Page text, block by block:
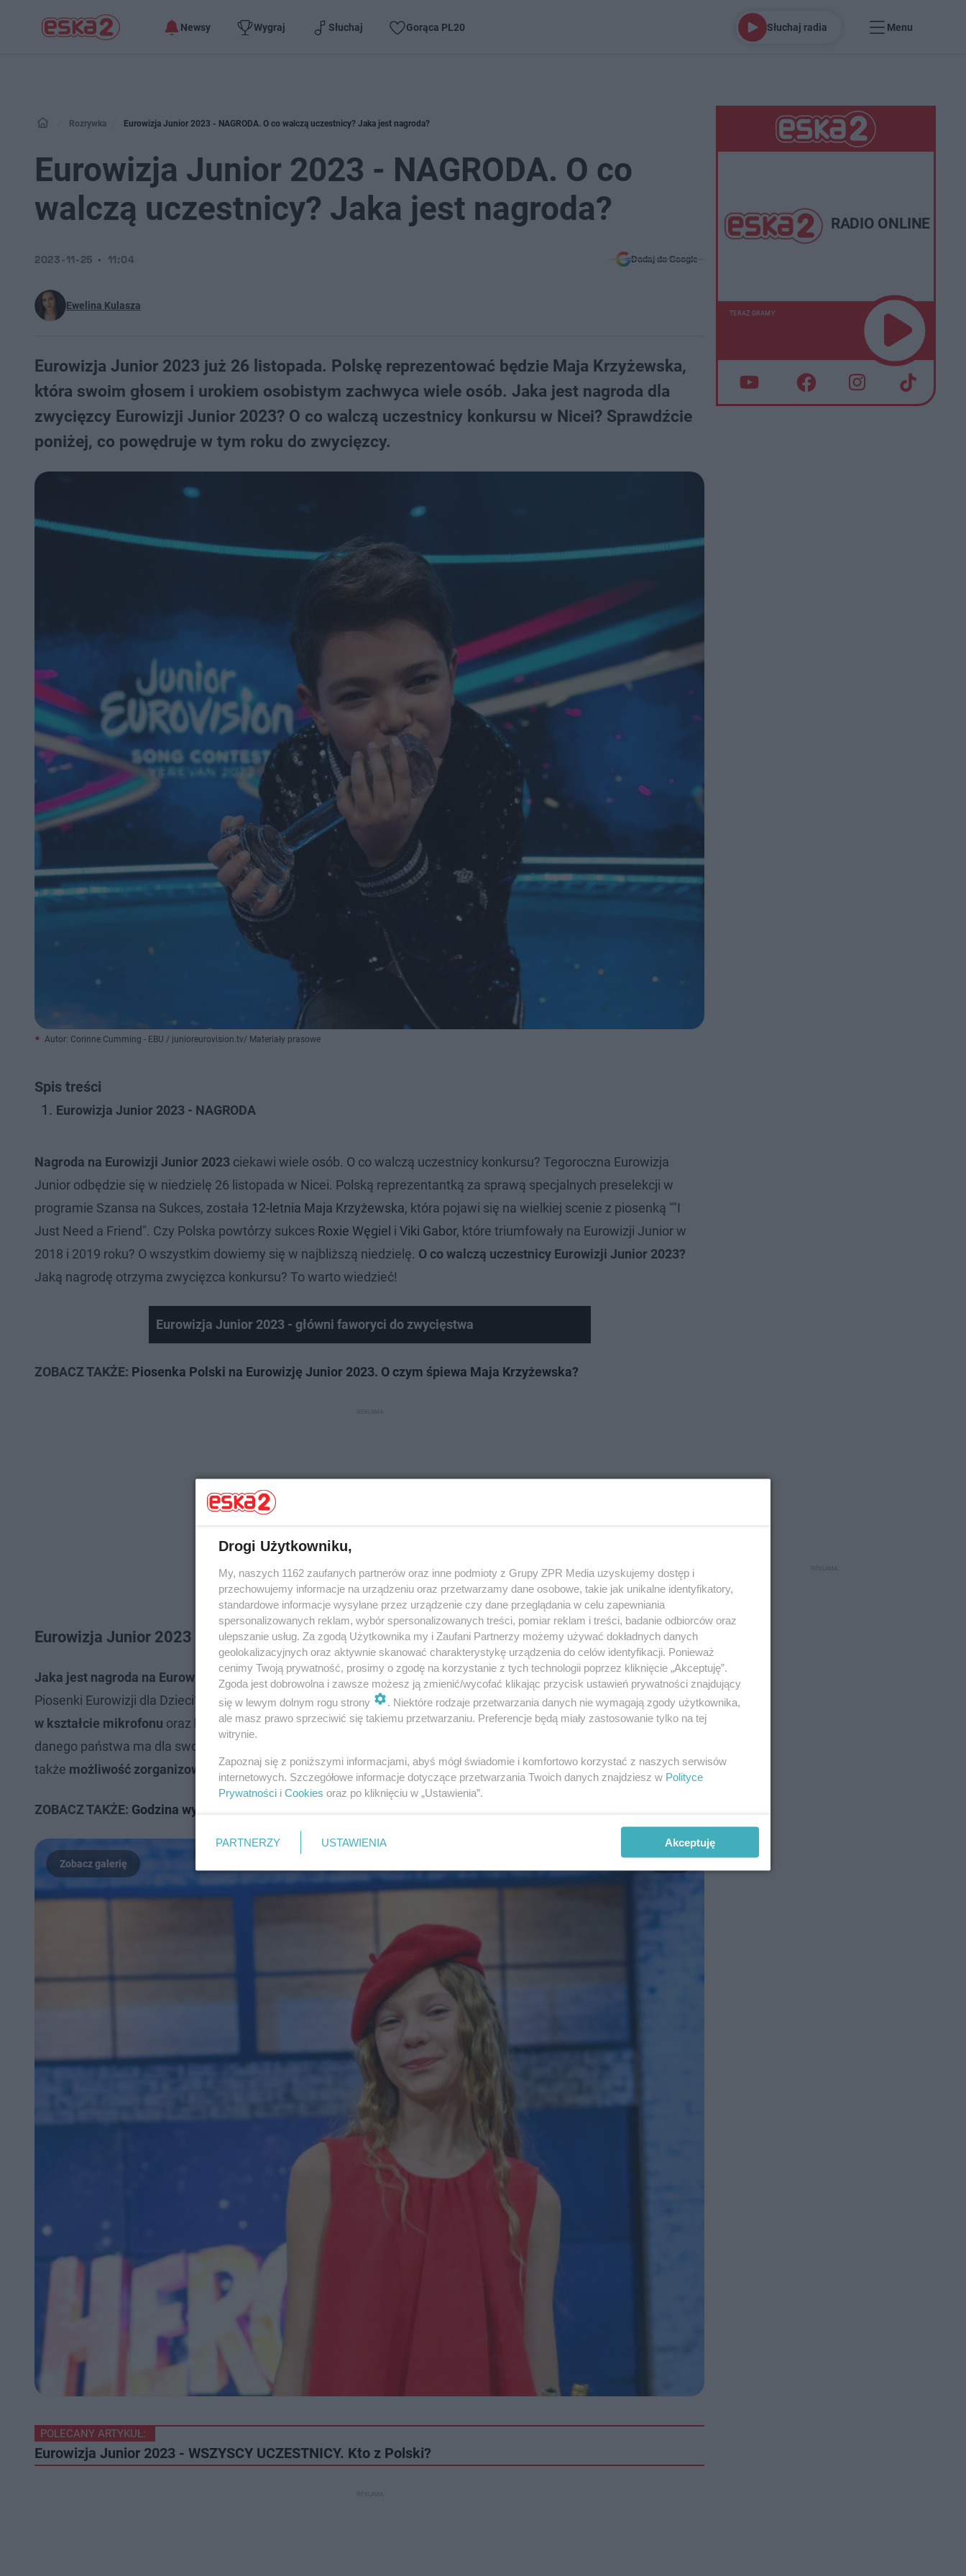
Newsy Wygraj Słuchaj Gorąca PL20 Słuchaj radia Menu
Rozrywka Eurowizja Junior 2023 - NAGRODA. O co walczą uczestnicy? Jaka jest nagroda?
Eurowizja Junior 2023 - NAGRODA. O co
walczą uczestnicy? Jaka jest nagroda?
Ewelina Kulasza
2023-11-25 11:04 Dodaj do Google
Eurowizja Junior 2023 już 26 listopada. Polskę reprezentować będzie Maja Krzyżewska,
która swoim głosem i urokiem osobistym zachwyca wiele osób. Jaka jest nagroda dla
zwycięzcy Eurowizji Junior 2023? O co walczą uczestnicy konkursu w Nicei? Sprawdźcie
poniżej, co powędruje w tym roku do zwycięzcy.
Autor: Corinne Cumming - EBU / junioreurovision.tv/ Materiały prasowe
Spis treści
Eurowizja Junior 2023 - NAGRODA
Nagroda na Eurowizji Junior 2023 ciekawi wiele osób. O co walczą uczestnicy konkursu? Tegoroczna Eurowizja
Junior odbędzie się w niedzielę 26 listopada w Nicei. Polską reprezentantką za sprawą specjalnych preselekcji w
programie Szansa na Sukces, została 12-letnia Maja Krzyżewska, która pojawi się na wielkiej scenie z piosenką ""I
Just Need a Friend". Czy Polska powtórzy sukces Roxie Węgiel i Viki Gabor, które triumfowały na Eurowizji Junior w
2018 i 2019 roku? O wszystkim dowiemy się w najbliższą niedzielę. O co walczą uczestnicy Eurowizji Junior 2023?
Jaką nagrodę otrzyma zwycięzca konkursu? To warto wiedzieć!
Eurowizja Junior 2023 - główni faworyci do zwycięstwa
ZOBACZ TAKŻE: Piosenka Polski na Eurowizję Junior 2023. O czym śpiewa Maja Krzyżewska?
Eurowizja Junior 2023 - NAGRODA
Jaka jest nagroda na Eurowizji Junior 2023? Co dostaje uczestnik zajmujący pierwsze miejsce na 21. Konkursie
Piosenki Eurowizji dla Dzieci? Od lat nagrodą wręczaną zwycięzcy muzycznego konkursu jest pamiątkowastatuetka
w kształcie mikrofonu oraz bukiet żywych kwiatów. Nagroda pieniężna nie jest przewidziana, chyba że głowa
danego państwa ma dla swojego reprezentanta jakąś niespodziankę. Dodatkiem do nagrody na Eurowizji Junior jest
także możliwość zorganizowania kolejnej edycji konkursuw kraju zwycięzcy.
ZOBACZ TAKŻE: Godzina występu Polski na Eurowizji Junior 2023. O której śpiewa Maja Krzyżewska?
11
POLECANY ARTYKUŁ:
Eurowizja Junior 2023 - WSZYSCY UCZESTNICY. Kto z Polski?
RADIO ONLINE
TERAZ GRAMY
Drogi Użytkowniku,
My, naszych 1162 zaufanych partnerów oraz inne podmioty z Grupy ZPR Media uzyskujemy dostęp i
przechowujemy informacje na urządzeniu oraz przetwarzamy dane osobowe, takie jak unikalne identyfikatory,
standardowe informacje wysyłane przez urządzenie czy dane przeglądania w celu zapewniania
spersonalizowanych reklam, wybór spersonalizowanych treści, pomiar reklam i treści, badanie odbiorców oraz
ulepszanie usług. Za zgodą Użytkownika my i Zaufani Partnerzy możemy używać dokładnych danych
geolokalizacyjnych oraz aktywnie skanować charakterystykę urządzenia do celów identyfikacji. Ponieważ
cenimy Twoją prywatność, prosimy o zgodę na korzystanie z tych technologii poprzez kliknięcie „Akceptuję”.
Zgoda jest dobrowolna i zawsze możesz ją zmienić/wycofać klikając przycisk ustawień prywatności znajdujący
się w lewym dolnym rogu strony
. Niektóre rodzaje przetwarzania danych nie wymagają zgody użytkownika,
ale masz prawo sprzeciwić się takiemu przetwarzaniu. Preferencje będą miały zastosowanie tylko na tej
witrynie.
Zapoznaj się z poniższymi informacjami, abyś mógł świadomie i komfortowo korzystać z naszych serwisów
internetowych. Szczegółowe informacje dotyczące przetwarzania Twoich danych znajdziesz w Polityce
Prywatności i Cookies oraz po kliknięciu w „Ustawienia”.
PARTNERZY USTAWIENIA Akceptuję